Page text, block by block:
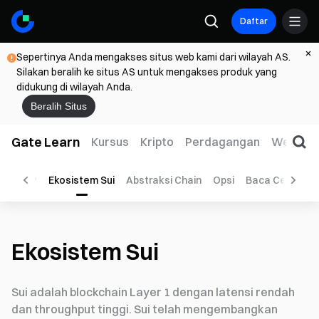
Daftar
Sepertinya Anda mengakses situs web kami dari wilayah AS.
Silakan beralih ke situs AS untuk mengakses produk yang
didukung di wilayah Anda.
Beralih Situs
Gate Learn Kursus Kripto Perdagangan Web3
P2P Ekosistem Sui Abstraksi Chain Opsi Baca Cepat
Ekosistem Sui
Sui adalah blockchain Layer 1 dengan latensi rendah
dan throughput tinggi. Sui telah mengembangkan